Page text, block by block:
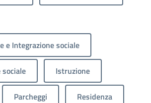
e Integrazione sociale
Istruzione
Parcheggi Residenza